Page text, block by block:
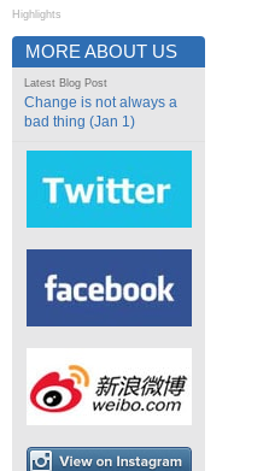
Highlights
MORE ABOUT US
Latest Blog Post
Change is not always a
bad thing (Jan 1)